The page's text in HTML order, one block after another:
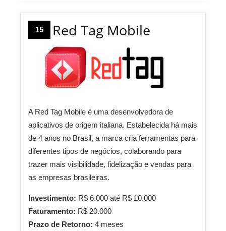
15 Red Tag Mobile
A Red Tag Mobile é uma desenvolvedora de
aplicativos de origem italiana. Estabelecida há mais
de 4 anos no Brasil, a marca cria ferramentas para
diferentes tipos de negócios, colaborando para
trazer mais visibilidade, fidelização e vendas para
as empresas brasileiras.
Investimento: R$ 6.000 até R$ 10.000
Faturamento: R$ 20.000
Prazo de Retorno: 4 meses